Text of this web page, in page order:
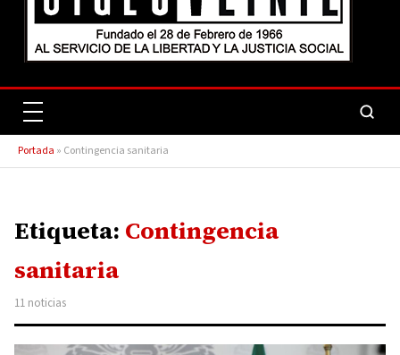
Portada » Contingencia sanitaria
Etiqueta: Contingencia
sanitaria
11 noticias